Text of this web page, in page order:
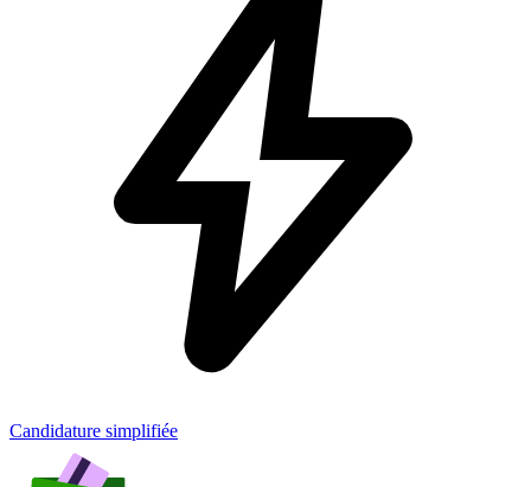
Candidature simplifiée